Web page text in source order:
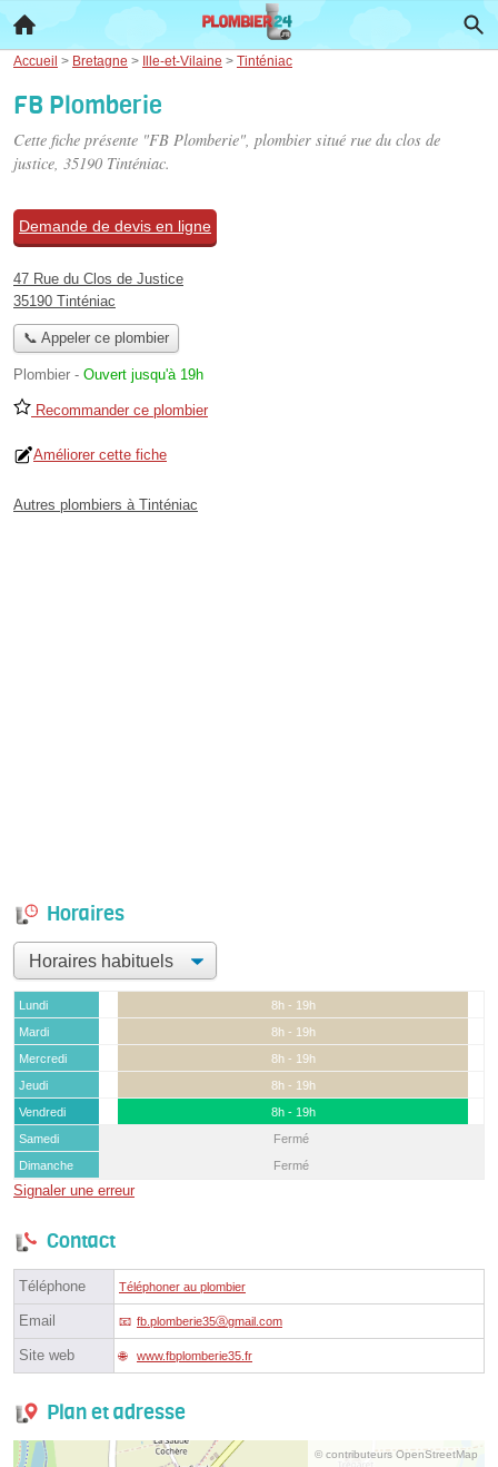
Accueil > Bretagne > Ille-et-Vilaine > Tinténiac
FB Plomberie
Cette fiche présente "FB Plomberie", plombier situé rue du clos de
justice, 35190 Tinténiac.
Demande de devis en ligne
47 Rue du Clos de Justice
35190 Tinténiac
📞 Appeler ce plombier
Plombier - Ouvert jusqu'à 19h
Recommander ce plombier
Améliorer cette fiche
Autres plombiers à Tinténiac
Horaires
Lundi
8h - 19h
Mardi
8h - 19h
Mercredi
8h - 19h
Jeudi
8h - 19h
Vendredi
8h - 19h
Samedi
Fermé
Dimanche
Fermé
Signaler une erreur
Contact
Téléphone Téléphoner au plombier
Email fb.plomberie35ⓐgmail.com
Site web www.fbplomberie35.fr
Plan et adresse
© contributeurs OpenStreetMap